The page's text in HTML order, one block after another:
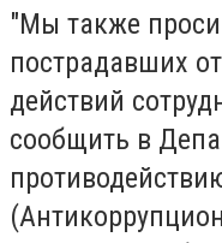
"Мы также
пострадавших
действий
сообщить в